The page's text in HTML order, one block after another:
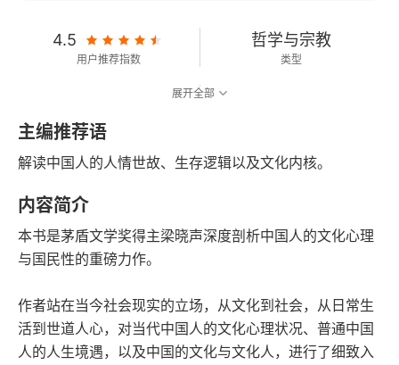
4.5
用户推荐指数
哲学与宗教
类型
2025-03-01
发行日期
展开全部
主编推荐语
解读中国人的人情世故、生存逻辑以及文化内核。
内容简介
本书是茅盾文学奖得主梁晓声深度剖析中国人的文化心理
与国民性的重磅力作。
作者站在当今社会现实的立场，从文化到社会，从日常生
活到世道人心，对当代中国人的文化心理状况、普通中国
人的人生境遇，以及中国的文化与文化人，进行了细致入